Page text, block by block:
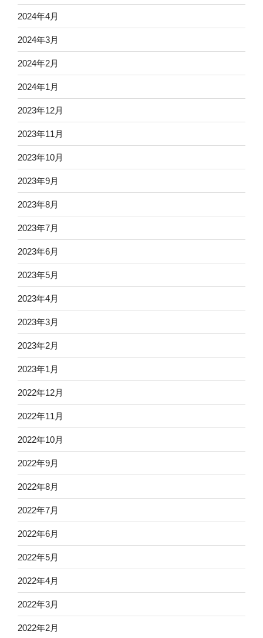
2024年4月
2024年3月
2024年2月
2024年1月
2023年12月
2023年11月
2023年10月
2023年9月
2023年8月
2023年7月
2023年6月
2023年5月
2023年4月
2023年3月
2023年2月
2023年1月
2022年12月
2022年11月
2022年10月
2022年9月
2022年8月
2022年7月
2022年6月
2022年5月
2022年4月
2022年3月
2022年2月